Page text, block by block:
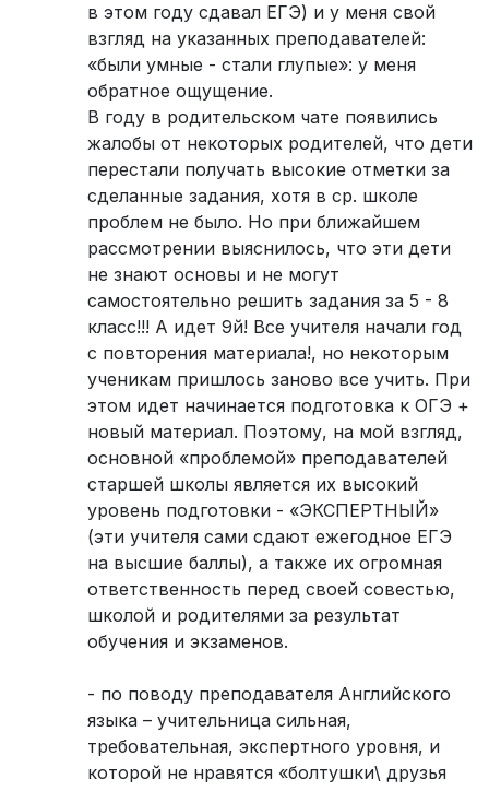
в этом году сдавал ЕГЭ) и у меня свой
взгляд на указанных преподавателей:
«были умные - стали глупые»: у меня
обратное ощущение.
В году в родительском чате появились
жалобы от некоторых родителей, что дети
перестали получать высокие отметки за
сделанные задания, хотя в ср. школе
проблем не было. Но при ближайшем
рассмотрении выяснилось, что эти дети
не знают основы и не могут
самостоятельно решить задания за 5 - 8
класс!!! А идет 9й! Все учителя начали год
с повторения материала!, но некоторым
ученикам пришлось заново все учить. При
этом идет начинается подготовка к ОГЭ +
новый материал. Поэтому, на мой взгляд,
основной «проблемой» преподавателей
старшей школы является их высокий
уровень подготовки - «ЭКСПЕРТНЫЙ»
(эти учителя сами сдают ежегодное ЕГЭ
на высшие баллы), а также их огромная
ответственность перед своей совестью,
школой и родителями за результат
обучения и экзаменов.
- по поводу преподавателя Английского
языка – учительница сильная,
требовательная, экспертного уровня, и
которой не нравятся «болтушки\ друзья